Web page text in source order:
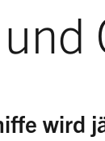
wird